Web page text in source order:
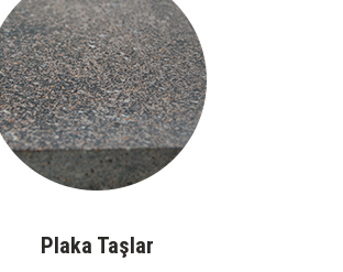
Plaka Taşlar